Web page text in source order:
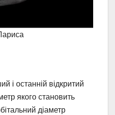
і останній відкритий
якого становить
діаметр